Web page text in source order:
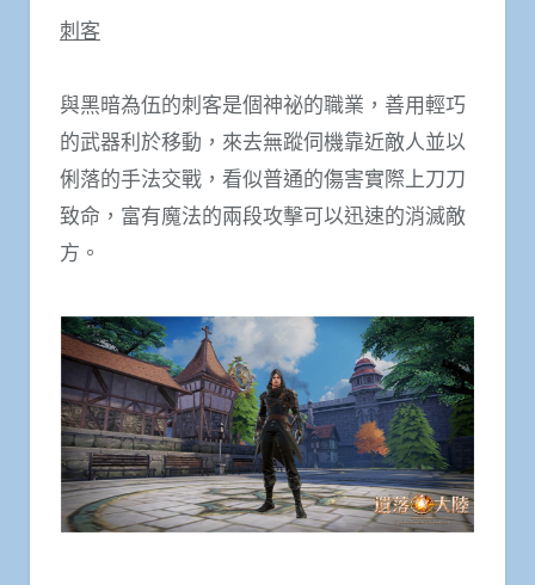
刺客
與黑暗為伍的刺客是個神祕的職業，善用輕巧
的武器利於移動，來去無蹤伺機靠近敵人並以
俐落的手法交戰，看似普通的傷害實際上刀刀
致命，富有魔法的兩段攻擊可以迅速的消滅敵
方。